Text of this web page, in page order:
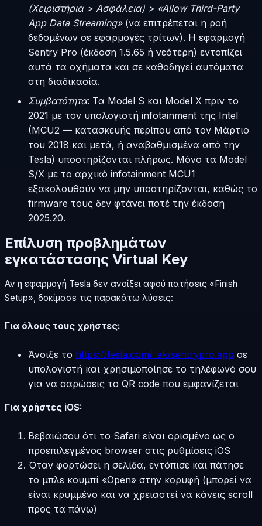
(Χειριστήρια > Ασφάλεια) > «Allow Third-Party
App Data Streaming»(να επιτρέπεται η ροή
δεδομένων σε εφαρμογές τρίτων). Η εφαρμογή
Sentry Pro (έκδοση 1.5.65 ή νεότερη) εντοπίζει
αυτά τα οχήματα και σε καθοδηγεί αυτόματα
στη διαδικασία.
Συμβατότητα: Τα Model S και Model X πριν το
2021 με τον υπολογιστή infotainment της Intel
(MCU2 — κατασκευής περίπου από τον Μάρτιο
του 2018 και μετά, ή αναβαθμισμένα από την
Tesla) υποστηρίζονται πλήρως. Μόνο τα Model
S/X με το αρχικό infotainment MCU1
εξακολουθούν να μην υποστηρίζονται, καθώς το
firmware τους δεν φτάνει ποτέ την έκδοση
2025.20.
Επίλυση προβλημάτων
εγκατάστασης Virtual Key
Αν η εφαρμογή Tesla δεν ανοίξει αφού πατήσεις «Finish
Setup», δοκίμασε τις παρακάτω λύσεις:
Για όλους τους χρήστες:
Άνοιξε το https://tesla.com/_ak/sentrypro.app σε
υπολογιστή και χρησιμοποίησε το τηλέφωνό σου
για να σαρώσεις το QR code που εμφανίζεται
Για χρήστες iOS:
Βεβαιώσου ότι το Safari είναι ορισμένο ως ο
προεπιλεγμένος browser στις ρυθμίσεις iOS
Όταν φορτώσει η σελίδα, εντόπισε και πάτησε
το μπλε κουμπί «Open» στην κορυφή (μπορεί να
είναι κρυμμένο και να χρειαστεί να κάνεις scroll
προς τα πάνω)